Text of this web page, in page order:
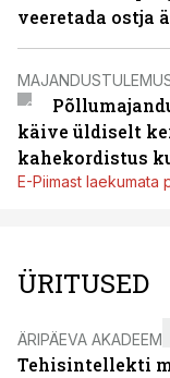
veeretada ostja
käive üldiselt
kahekordistus
E-Piimast laekumata
ÜRITUSED
ÄRIPÄEVA
Tehisintellekti